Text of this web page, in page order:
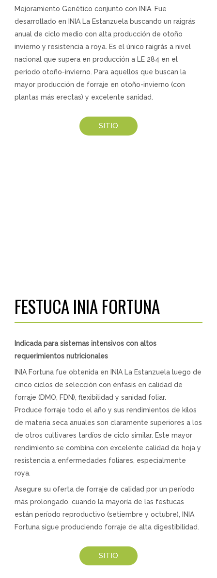
Mejoramiento Genético conjunto con INIA. Fue
desarrollado en INIA La Estanzuela buscando un raigrás
anual de ciclo medio con alta producción de otoño
invierno y resistencia a roya. Es el único raigrás a nivel
nacional que supera en producción a LE 284 en el
período otoño-invierno. Para aquellos que buscan la
mayor producción de forraje en otoño-invierno (con
plantas más erectas) y excelente sanidad.
SITIO
FESTUCA INIA FORTUNA
Indicada para sistemas intensivos con altos
requerimientos nutricionales
INIA Fortuna fue obtenida en INIA La Estanzuela luego de
cinco ciclos de selección con énfasis en calidad de
forraje (DMO, FDN), flexibilidad y sanidad foliar.
Produce forraje todo el año y sus rendimientos de kilos
de materia seca anuales son claramente superiores a los
de otros cultivares tardíos de ciclo similar. Este mayor
rendimiento se combina con excelente calidad de hoja y
resistencia a enfermedades foliares, especialmente
roya.
Asegure su oferta de forraje de calidad por un período
más prolongado, cuando la mayoría de las festucas
están período reproductivo (setiembre y octubre), INIA
Fortuna sigue produciendo forraje de alta digestibilidad.
SITIO